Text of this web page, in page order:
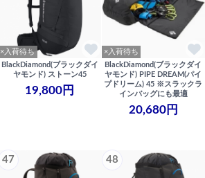
×入荷待ち
BlackDiamond(ブラックダイ
ヤモンド) ストーン45
19,800円
×入荷待ち
BlackDiamond(ブラックダイ
ヤモンド) PIPE DREAM(パイ
プドリーム) 45 ※スラックラ
インバッグにも最適
20,680円
47 48